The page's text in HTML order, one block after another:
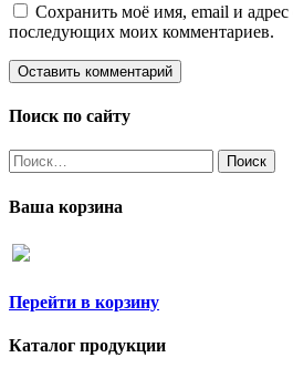
Сохранить моё имя, email и адрес
последующих моих комментариев.
Поиск по сайту
Найти:
Ваша корзина
Перейти в корзину
Каталог продукции